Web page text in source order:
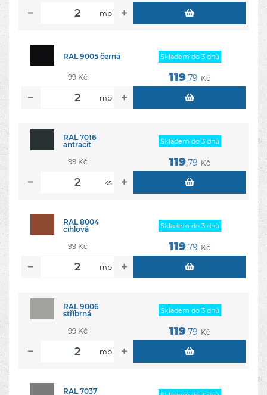
mb
RAL 9005 černá Skladem do 3 dnů
99 Kč 119,79 Kč
mb
RAL 7016
antracit
Skladem do 3 dnů
99 Kč 119,79 Kč
ks
RAL 8004
cihlová
Skladem do 3 dnů
99 Kč 119,79 Kč
mb
RAL 9006
stříbrná
Skladem do 3 dnů
99 Kč 119,79 Kč
mb
RAL 7037